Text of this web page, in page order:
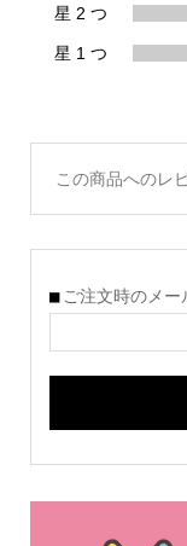
星 2 つ
星 1 つ
この商品へのレ
ご注文時のメー